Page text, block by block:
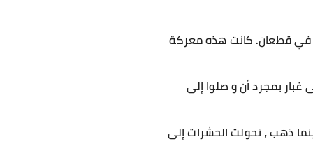
في قطعان. كانت هذه معركة
بمجرد أن و صلوا إلى
ذهب ، تحولت الحشرات إلى